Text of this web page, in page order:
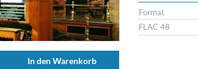
In den Warenkorb
Format
FLAC 48